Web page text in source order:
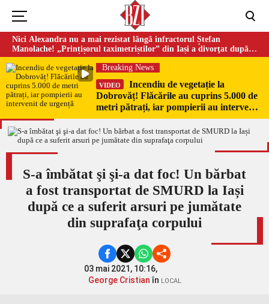
Nici Alexandra nu a mai rezistat lângă infractorul Ștefan
Manolache! „Prințișorul taximetriștilor” din Iași a divorţat după
doi ani de căsnicie
Breaking News
VIDEO
Incendiu de vegetație la
Dobrovăț! Flăcările au cuprins 5.000 de
metri pătrați, iar pompierii au intervenit
de urgență
S-a îmbătat şi şi-a dat foc! Un bărbat
a fost transportat de SMURD la Iași
după ce a suferit arsuri pe jumătate
din suprafaţa corpului
03 mai 2021, 10:16,
George Cristianîn LOCAL